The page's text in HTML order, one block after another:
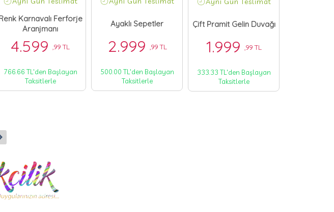
Karnavalı Ferforje
Aranjmanı
4.599 ,99 TL
766.66 TL'den Başlayan
Taksitlerle
Ayaklı Sepetler
2.999 ,99 TL
500.00 TL'den Başlayan
Taksitlerle
Çift Pramit Gelin Duvağı
1.999 ,99 TL
333.33 TL'den Başlayan
Taksitlerle